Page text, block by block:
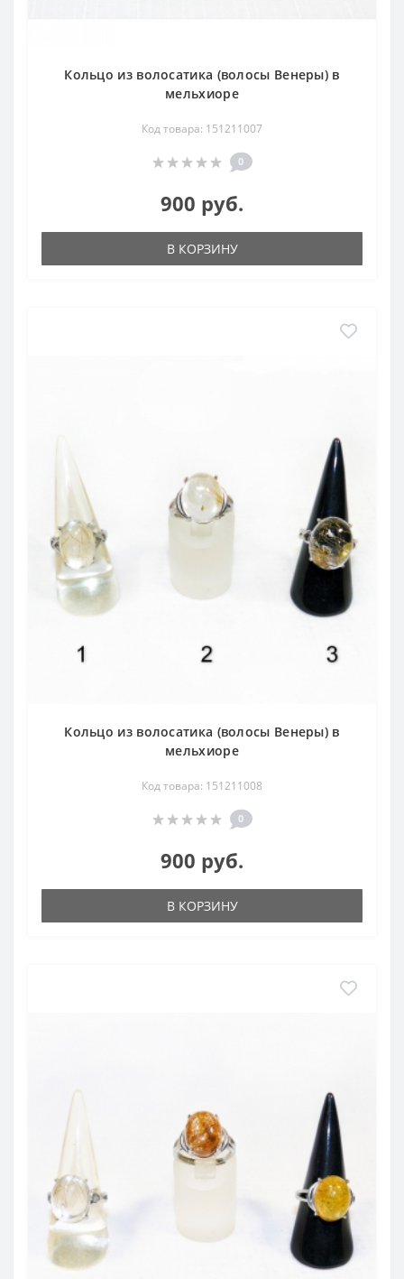
Кольцо из волосатика (волосы Венеры) в
мельхиоре
Код товара: 151211007
0
900 руб.
В КОРЗИНУ
Кольцо из волосатика (волосы Венеры) в
мельхиоре
Код товара: 151211008
0
900 руб.
В КОРЗИНУ